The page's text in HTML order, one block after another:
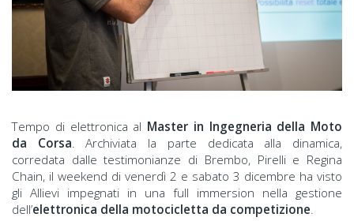
Tempo di elettronica al Master in Ingegneria della Moto
da Corsa . Archiviata la parte dedicata alla dinamica,
corredata dalle testimonianze di Brembo, Pirelli e Regina
Chain, il weekend di venerdì 2 e sabato 3 dicembre ha visto
gli Allievi impegnati in una full immersion nella gestione
dell’elettronica della motocicletta da competizione